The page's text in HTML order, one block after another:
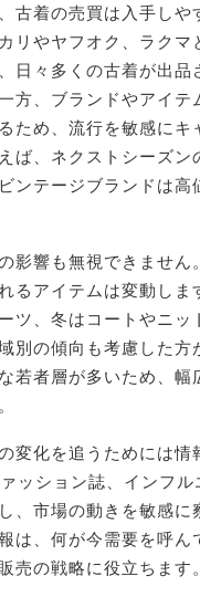
古着の売買は入手しや
リやヤフオク、ラクマ
日々多くの古着が出品
方、ブランドやアイテ
ため、流行を敏感にキ
ば、ネクストシーズン
ンテージブランドは高
影響も無視できません
るアイテムは変動しま
ツ、冬はコートやニッ
別の傾向も考慮した方
若者層が多いため、幅
変化を追うためには情
ッション誌、インフル
、市場の動きを敏感に
は、何が今需要を呼ん
売の戦略に役立ちます。